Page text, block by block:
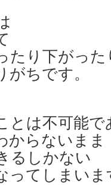
たり下がった
ちです。
とは不可能で
からないまま
るしかない
ってしまいま